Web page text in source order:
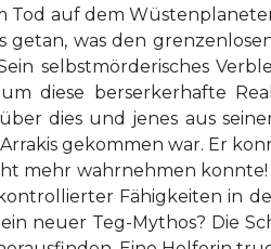
Tod auf dem
getan, was den
selbstmörderisches
diese berserkerhafte
dies und jenes aus
gekommen war. Er
mehr wahrnehmen konnte!
Fähigkeiten in
neuer Teg-Mythos? Die